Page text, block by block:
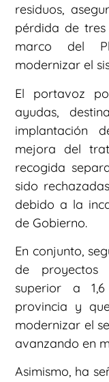
residuos,
pérdida de tres
marco del
modernizar el
El portavoz
ayudas,
implantación
mejora del
recogida
sido
debido a la
de Gobierno.
En conjunto,
de proyectos
superior a
provincia y
modernizar el
avanzando en
Asimismo, ha